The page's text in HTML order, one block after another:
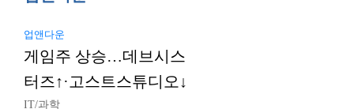
업앤다운
게임주 상승…데브시스
터즈↑·고스트스튜디오↓
IT/과학